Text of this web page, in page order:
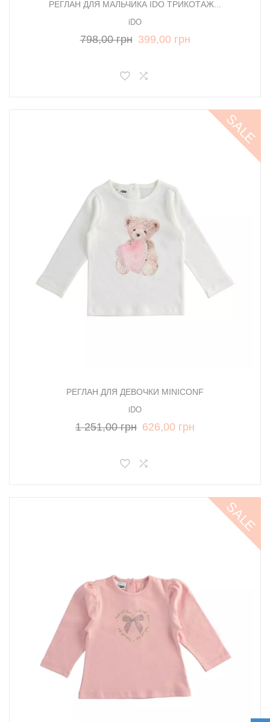
РЕГЛАН ДЛЯ МАЛЬЧИКА IDO ТРИКОТАЖ...
iDO
798,00 грн 399,00 грн
SALE
РЕГЛАН ДЛЯ ДЕВОЧКИ MINICONF
iDO
1 251,00 грн 626,00 грн
SALE